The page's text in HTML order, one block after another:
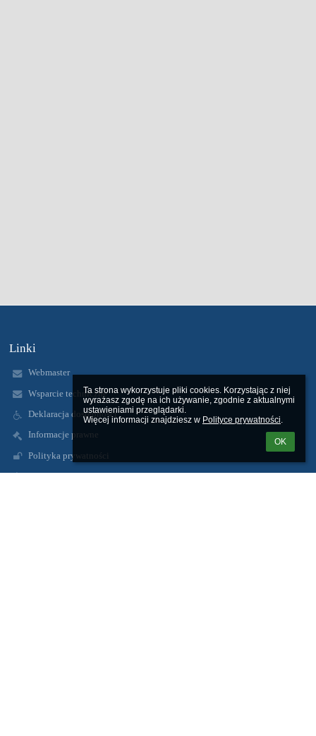
Ta strona wykorzystuje pliki cookies. Korzystając z niej
wyrażasz zgodę na ich używanie, zgodnie z aktualnymi
ustawieniami przeglądarki.
Więcej informacji znajdziesz w Polityce prywatności.
OK
Linki
Webmaster
Wsparcie techniczne
Deklaracja dostępności
Informacje prawne
Polityka prywatności
Metryczka